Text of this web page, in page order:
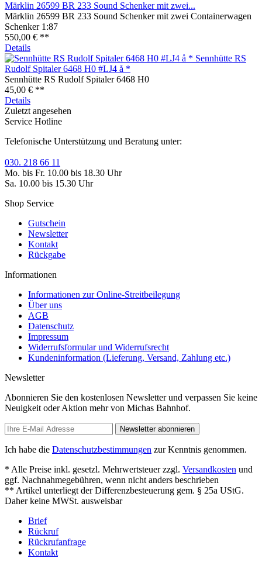
Märklin 26599 BR 233 Sound Schenker mit zwei...
Märklin 26599 BR 233 Sound Schenker mit zwei Containerwagen
Schenker 1:87
550,00 € **
Details
Sennhütte RS
Rudolf Spitaler 6468 H0 #LJ4 å *
Sennhütte RS Rudolf Spitaler 6468 H0
45,00 € **
Details
Zuletzt angesehen
Service Hotline
Telefonische Unterstützung und Beratung unter:
030. 218 66 11
Mo. bis Fr. 10.00 bis 18.30 Uhr
Sa. 10.00 bis 15.30 Uhr
Shop Service
Gutschein
Newsletter
Kontakt
Rückgabe
Informationen
Informationen zur Online-Streitbeilegung
Über uns
AGB
Datenschutz
Impressum
Widerrufsformular und Widerrufsrecht
Kundeninformation (Lieferung, Versand, Zahlung etc.)
Newsletter
Abonnieren Sie den kostenlosen Newsletter und verpassen Sie keine
Neuigkeit oder Aktion mehr von Michas Bahnhof.
Newsletter abonnieren
Ich habe die Datenschutzbestimmungen zur Kenntnis genommen.
* Alle Preise inkl. gesetzl. Mehrwertsteuer zzgl. Versandkosten und
ggf. Nachnahmegebühren, wenn nicht anders beschrieben
** Artikel unterliegt der Differenzbesteuerung gem. § 25a UStG.
Daher keine MWSt. ausweisbar
Brief
Rückruf
Rückrufanfrage
Kontakt